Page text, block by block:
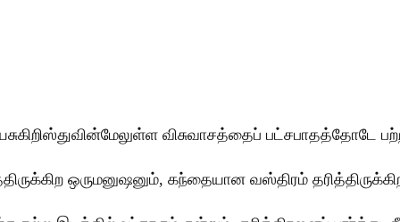
விசுவாசத்தைப் பட்சபாதத்தோடே
ஒருமனுஷனும், கந்தையான வஸ்திரம்